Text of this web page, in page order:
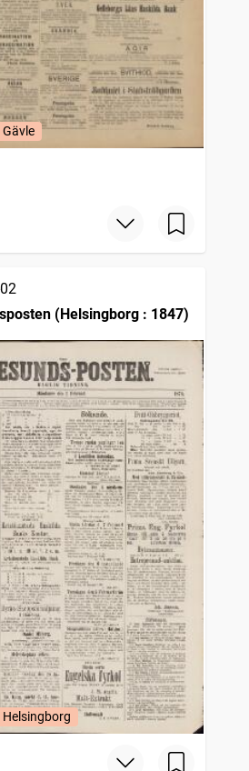
(Helsingborg : 1847)